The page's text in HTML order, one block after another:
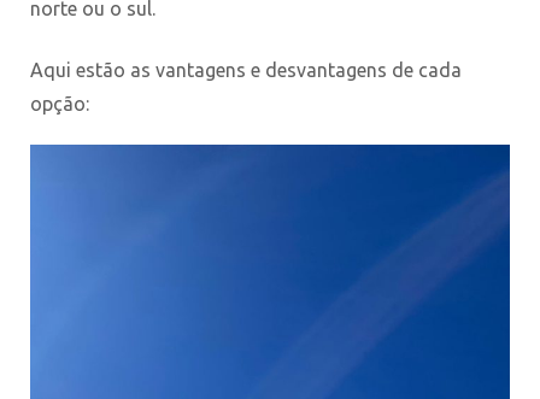
norte ou o sul.
Aqui estão as vantagens e desvantagens de cada
opção: